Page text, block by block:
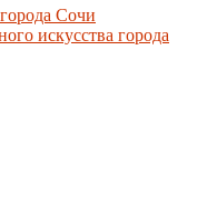
Сочи
искусства города